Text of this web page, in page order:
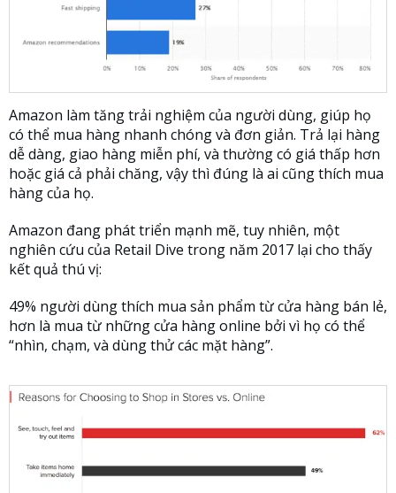
Amazon làm tăng trải nghiệm của người dùng, giúp họ
có thể mua hàng nhanh chóng và đơn giản. Trả lại hàng
dễ dàng, giao hàng miễn phí, và thường có giá thấp hơn
hoặc giá cả phải chăng, vậy thì đúng là ai cũng thích mua
hàng của họ.
Amazon đang phát triển mạnh mẽ, tuy nhiên, một
nghiên cứu của Retail Dive trong năm 2017 lại cho thấy
kết quả thú vị:
49% người dùng thích mua sản phẩm từ cửa hàng bán lẻ,
hơn là mua từ những cửa hàng online bởi vì họ có thể
“nhìn, chạm, và dùng thử các mặt hàng”.